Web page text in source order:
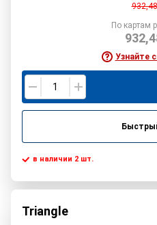
932,48
По картам
Узнайте
в наличии 2 шт.
Triangle